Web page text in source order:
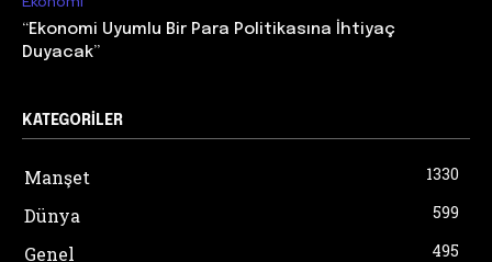
“Ekonomi Uyumlu Bir Para Politikasına İhtiyaç
Duyacak”
KATEGORILER
Manşet 1330
Dünya 599
Genel 495